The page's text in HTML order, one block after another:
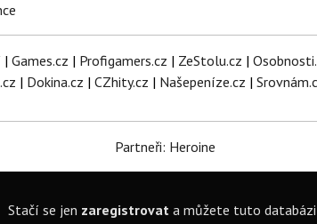
| Games.cz | Profigamers.cz | ZeStolu.cz |
| Dokina.cz | CZhity.cz | Našepeníze.cz |
Partneři: Heroine
Stačí se jen zaregistrovata můžete tuto databázi